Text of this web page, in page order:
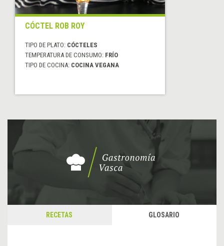
CÓCTEL ROB ROY
TIPO DE PLATO: CÓCTELES
TEMPERATURA DE CONSUMO: FRÍO
TIPO DE COCINA: COCINA VEGANA
RECETAS GLOSARIO